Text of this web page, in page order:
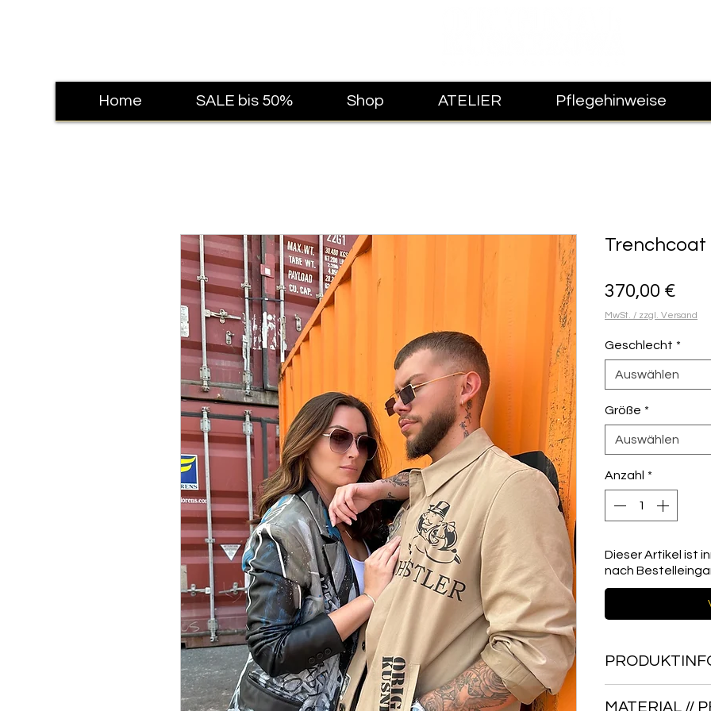
Home SALE bis 50% Shop ATELIER Pflegehinweise
Trenchcoat
370,00 €
MwSt. / zzgl. Versand
Geschlecht *
Auswählen
Größe *
Auswählen
Anzahl *
Dieser Artikel ist
nach
MATERIAL //